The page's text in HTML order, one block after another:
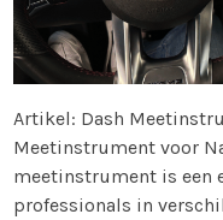
Artikel: Dash
Meetinstrument voor
meetinstrument is een
professionals in